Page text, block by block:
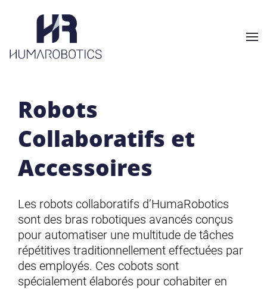
Skip to main content
Robots
Collaboratifs et
Accessoires
Les robots collaboratifs d’HumaRobotics
sont des bras robotiques avancés conçus
pour automatiser une multitude de tâches
répétitives traditionnellement effectuées par
des employés. Ces cobots sont
spécialement élaborés pour cohabiter en